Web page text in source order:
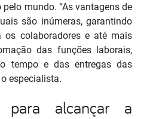
mundo. “As vantagens de
são inúmeras, garantindo
os colaboradores e até mais
das funções laborais,
tempo e das entregas das
especialista.
para alcançar a